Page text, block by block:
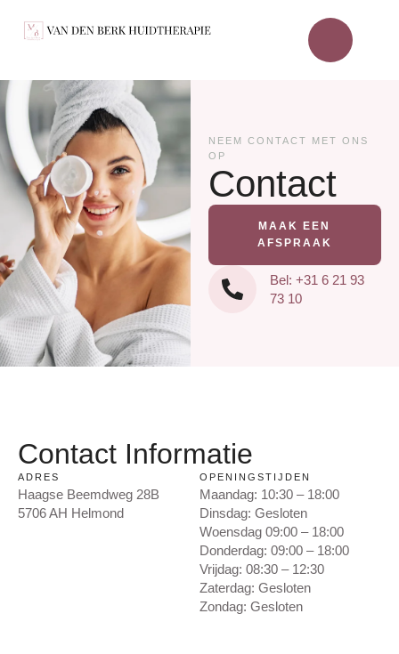
NEEM CONTACT MET ONS
OP
Contact
MAAK EEN
AFSPRAAK
Bel: +31 6 21 93
73 10
Contact Informatie
ADRES
Haagse Beemdweg 28B
5706 AH Helmond
OPENINGSTIJDEN
Maandag: 10:30 – 18:00
Dinsdag: Gesloten
Woensdag 09:00 – 18:00
Donderdag: 09:00 – 18:00
Vrijdag: 08:30 – 12:30
Zaterdag: Gesloten
Zondag: Gesloten